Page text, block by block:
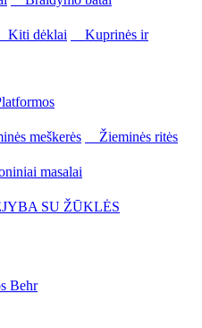
Kiti dėklai
Kuprinės ir
meškerės
Žieminės ritės
masalai
SU ŽŪKLĖS
Behr